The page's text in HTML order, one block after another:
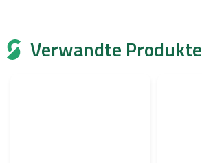
Verwandte Produkte